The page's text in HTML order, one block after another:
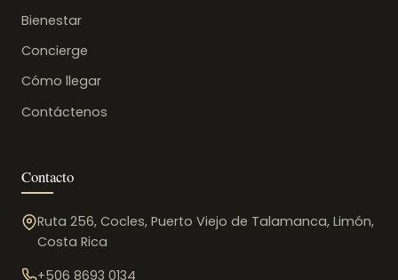
Bienestar
Concierge
Cómo llegar
Contáctenos
Contacto
Ruta 256, Cocles, Puerto Viejo de Talamanca, Limón,
Costa Rica
+506 8693 0134